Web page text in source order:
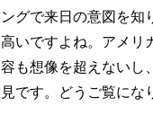
グで来日の意図を知
いですよね。アメリ
も想像を超えないし
です。どうご覧にな